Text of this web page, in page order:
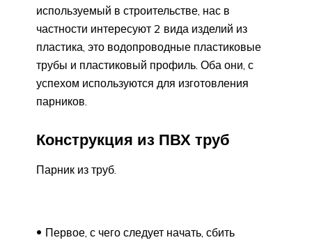
используемый в строительстве, нас в
частности интересуют 2 вида изделий из
пластика, это водопроводные пластиковые
трубы и пластиковый профиль. Оба они, с
успехом используются для изготовления
парников.
Конструкция из ПВХ труб
Парник из труб.
Первое, с чего следует начать, сбить